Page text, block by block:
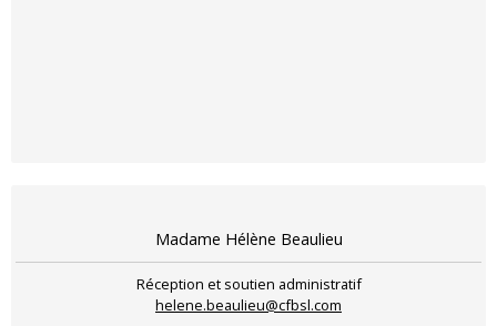
Madame Hélène Beaulieu
Réception et soutien administratif
helene.beaulieu@cfbsl.com